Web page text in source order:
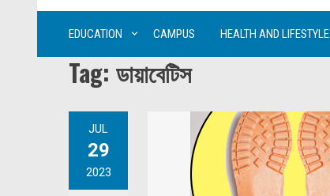
EDUCATION CAMPUS HEALTH AND LIFESTYLE
Tag: ডায়াবেটিস
JUL
29
2023